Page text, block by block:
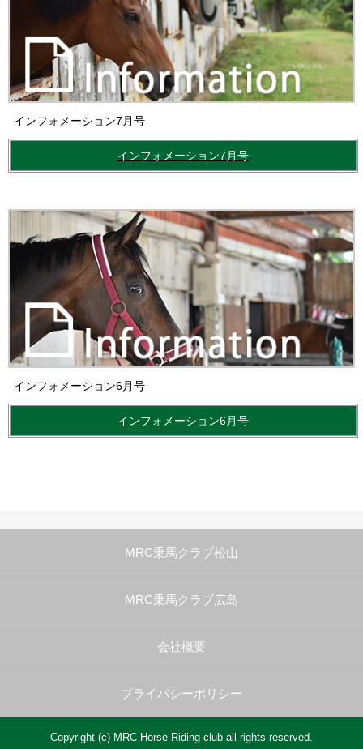
インフォメーション7月号
インフォメーション7月号
インフォメーション6月号
インフォメーション6月号
MRC乗馬クラブ松山
MRC乗馬クラブ広島
会社概要
プライバシーポリシー
Copyright (c) MRC Horse Riding club all rights reserved.